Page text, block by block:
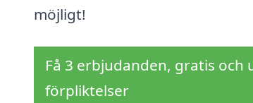
möjligt!
Få 3 erbjudanden, gratis och
förpliktelser